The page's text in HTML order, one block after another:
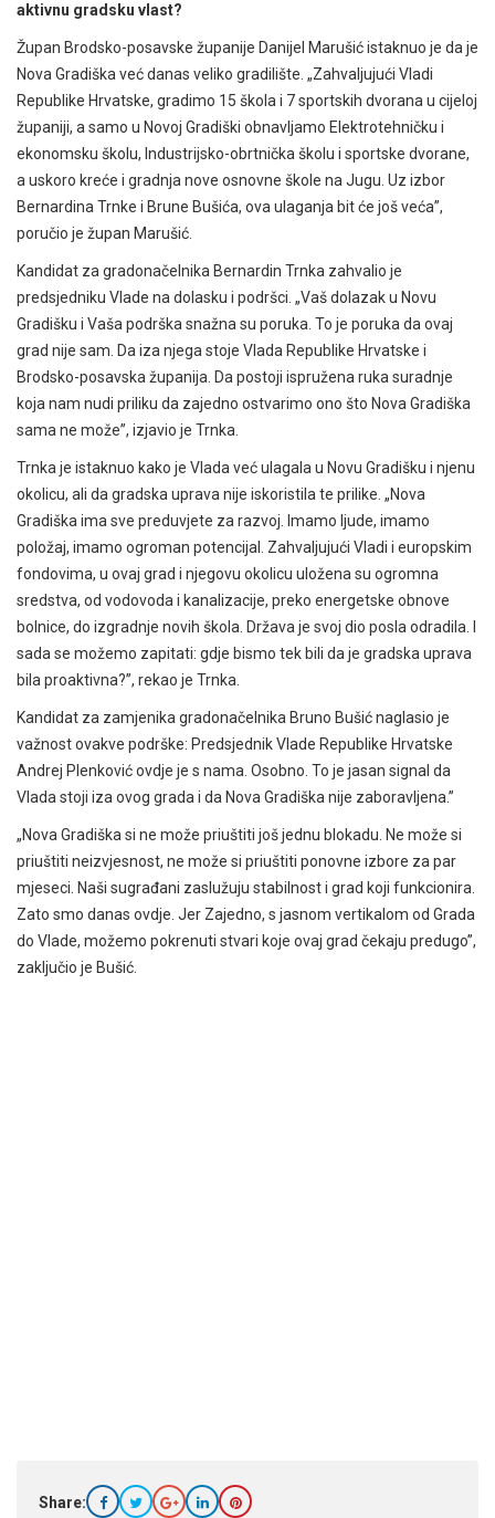
aktivnu gradsku vlast?
Župan Brodsko-posavske županije Danijel Marušić istaknuo je da je
Nova Gradiška već danas veliko gradilište. „Zahvaljujući Vladi
Republike Hrvatske, gradimo 15 škola i 7 sportskih dvorana u cijeloj
županiji, a samo u Novoj Gradiški obnavljamo Elektrotehničku i
ekonomsku školu, Industrijsko-obrtnička školu i sportske dvorane,
a uskoro kreće i gradnja nove osnovne škole na Jugu. Uz izbor
Bernardina Trnke i Brune Bušića, ova ulaganja bit će još veća”,
poručio je župan Marušić.
Kandidat za gradonačelnika Bernardin Trnka zahvalio je
predsjedniku Vlade na dolasku i podršci. „Vaš dolazak u Novu
Gradišku i Vaša podrška snažna su poruka. To je poruka da ovaj
grad nije sam. Da iza njega stoje Vlada Republike Hrvatske i
Brodsko-posavska županija. Da postoji ispružena ruka suradnje
koja nam nudi priliku da zajedno ostvarimo ono što Nova Gradiška
sama ne može”, izjavio je Trnka.
Trnka je istaknuo kako je Vlada već ulagala u Novu Gradišku i njenu
okolicu, ali da gradska uprava nije iskoristila te prilike. „Nova
Gradiška ima sve preduvjete za razvoj. Imamo ljude, imamo
položaj, imamo ogroman potencijal. Zahvaljujući Vladi i europskim
fondovima, u ovaj grad i njegovu okolicu uložena su ogromna
sredstva, od vodovoda i kanalizacije, preko energetske obnove
bolnice, do izgradnje novih škola. Država je svoj dio posla odradila. I
sada se možemo zapitati: gdje bismo tek bili da je gradska uprava
bila proaktivna?”, rekao je Trnka.
Kandidat za zamjenika gradonačelnika Bruno Bušić naglasio je
važnost ovakve podrške: Predsjednik Vlade Republike Hrvatske
Andrej Plenković ovdje je s nama. Osobno. To je jasan signal da
Vlada stoji iza ovog grada i da Nova Gradiška nije zaboravljena.”
„Nova Gradiška si ne može priuštiti još jednu blokadu. Ne može si
priuštiti neizvjesnost, ne može si priuštiti ponovne izbore za par
mjeseci. Naši sugrađani zaslužuju stabilnost i grad koji funkcionira.
Zato smo danas ovdje. Jer Zajedno, s jasnom vertikalom od Grada
do Vlade, možemo pokrenuti stvari koje ovaj grad čekaju predugo”,
zaključio je Bušić.
Share: